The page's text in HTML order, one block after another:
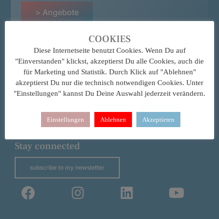
Kontakt
> Angebote
Contact me
> katja@katjalampe.com
> + 49 (0) 163 257 51 55
Stay connected
subscribe to my newsletter
COOKIES
Diese Internetseite benutzt Cookies. Wenn Du auf
"Einverstanden" klickst, akzeptierst Du alle Cookies, auch die
für Marketing und Statistik. Durch Klick auf "Ablehnen"
akzeptierst Du nur die technisch notwendigen Cookies. Unter
"Einstellungen" kannst Du Deine Auswahl jederzeit verändern.
Einstellungen Ablehnen Akzeptieren